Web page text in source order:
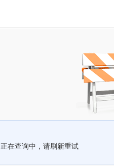
正在查询中，请刷新重试